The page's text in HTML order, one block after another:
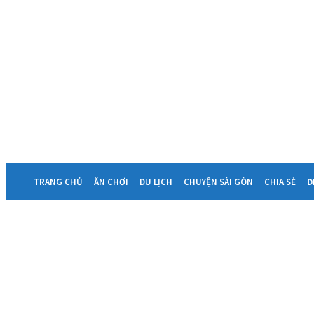
TRANG CHỦ ĂN CHƠI DU LỊCH CHUYỆN SÀI GÒN CHIA SẺ